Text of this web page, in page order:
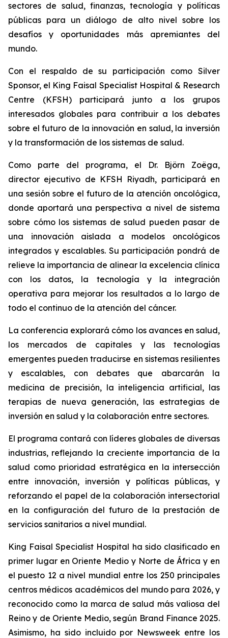
sectores de salud, finanzas, tecnología y políticas
públicas para un diálogo de alto nivel sobre los
desafíos y oportunidades más apremiantes del
mundo.
Con el respaldo de su participación como Silver
Sponsor, el King Faisal Specialist Hospital & Research
Centre (KFSH) participará junto a los grupos
interesados globales para contribuir a los debates
sobre el futuro de la innovación en salud, la inversión
y la transformación de los sistemas de salud.
Como parte del programa, el Dr. Björn Zoëga,
director ejecutivo de KFSH Riyadh, participará en
una sesión sobre el futuro de la atención oncológica,
donde aportará una perspectiva a nivel de sistema
sobre cómo los sistemas de salud pueden pasar de
una innovación aislada a modelos oncológicos
integrados y escalables. Su participación pondrá de
relieve la importancia de alinear la excelencia clínica
con los datos, la tecnología y la integración
operativa para mejorar los resultados a lo largo de
todo el continuo de la atención del cáncer.
La conferencia explorará cómo los avances en salud,
los mercados de capitales y las tecnologías
emergentes pueden traducirse en sistemas resilientes
y escalables, con debates que abarcarán la
medicina de precisión, la inteligencia artificial, las
terapias de nueva generación, las estrategias de
inversión en salud y la colaboración entre sectores.
El programa contará con líderes globales de diversas
industrias, reflejando la creciente importancia de la
salud como prioridad estratégica en la intersección
entre innovación, inversión y políticas públicas, y
reforzando el papel de la colaboración intersectorial
en la configuración del futuro de la prestación de
servicios sanitarios a nivel mundial.
King Faisal Specialist Hospital ha sido clasificado en
primer lugar en Oriente Medio y Norte de África y en
el puesto 12 a nivel mundial entre los 250 principales
centros médicos académicos del mundo para 2026, y
reconocido como la marca de salud más valiosa del
Reino y de Oriente Medio, según Brand Finance 2025.
Asimismo, ha sido incluido por Newsweek entre los